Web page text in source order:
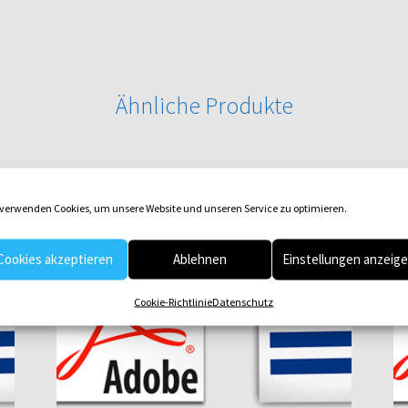
Cookies, um unsere Website und unseren Service zu optimieren.
akzeptieren Ablehnen Einstellungen
Cookie-RichtlinieDatenschutz
Ähnliche Produkte